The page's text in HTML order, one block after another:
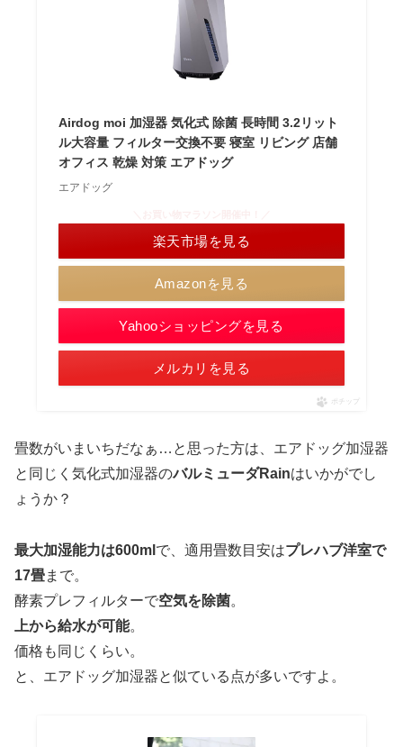
Airdog moi 加湿器 気化式 除菌 長時間 3.2リット
ル大容量 フィルター交換不要 寝室 リビング 店舗
オフィス 乾燥 対策 エアドッグ
エアドッグ
Amazonを見る
楽天市場を見る
Yahooショッピングを見る
メルカリを見る
ポチップ
畳数がいまいちだなぁ…と思った方は、エアドッグ加湿器
と同じく気化式加湿器のバルミューダRainはいかがでし
ょうか？
最大加湿能力は600ml で、適用畳数目安はプレハブ洋室で
17畳まで。
酵素プレフィルターで空気を除菌。
上から給水が可能。
価格も同じくらい。
と、エアドッグ加湿器と似ている点が多いですよ。